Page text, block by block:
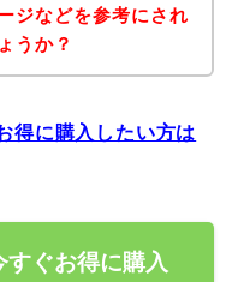
ジなどを参考にされ
うか？
得に購入したい方は
ぐお得に購入